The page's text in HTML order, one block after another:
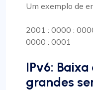
Um exemplo de
2001 : 0000 :
0000 : 0001
IPv6:
grandes